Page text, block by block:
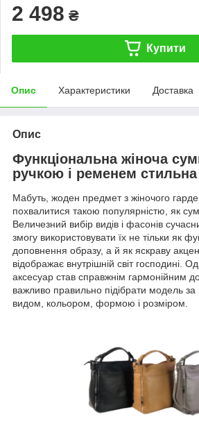
2 498 ₴
Купити
Опис Характеристики Доставка
Опис
Функціональна жіноча
ручкою і ременем стильна
Мабуть, жоден предмет з жіночого
похвалитися такою популярністю, як
Величезний вибір видів і фасонів
змогу використовувати їх не тільки як
доповнення образу, а й як яскраву
відображає внутрішній світ господині.
аксесуар став справжнім гармонійним
важливо правильно підібрати модель
видом, кольором, формою і розміром.